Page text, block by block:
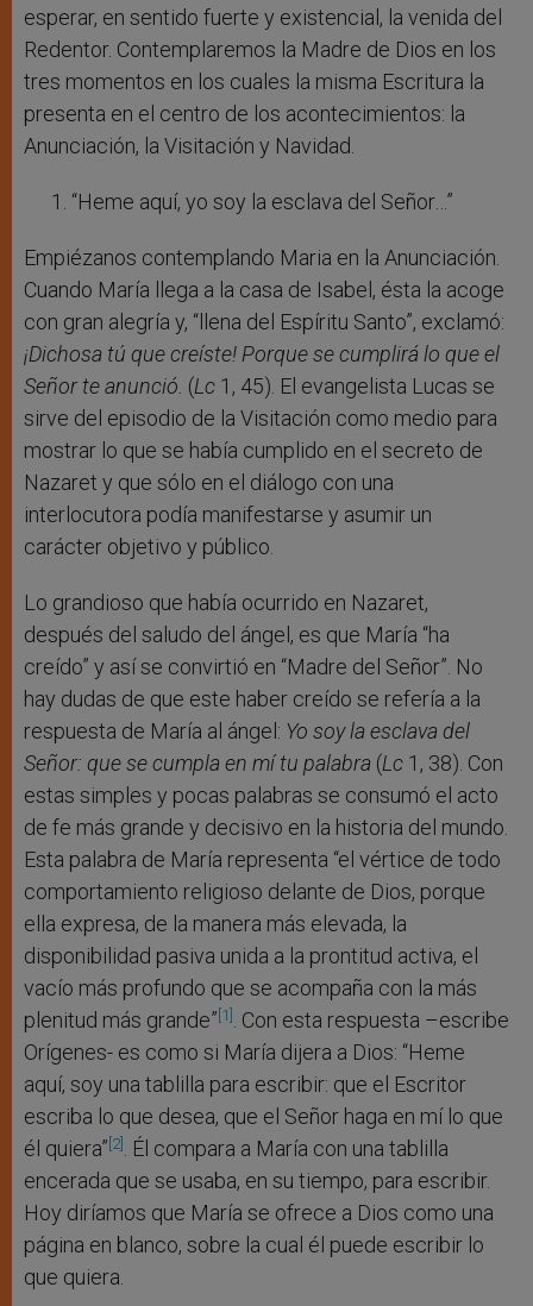
esperar, en sentido fuerte y existencial, la venida del
Redentor. Contemplaremos la Madre de Dios en los
tres momentos en los cuales la misma Escritura la
presenta en el centro de los acontecimientos: la
Anunciación, la Visitación y Navidad.
“Heme aquí, yo soy la esclava del Señor…”
Empiézanos contemplando Maria en la Anunciación.
Cuando María llega a la casa de Isabel, ésta la acoge
con gran alegría y, “llena del Espíritu Santo”, exclamó:
¡Dichosa tú que creíste! Porque se cumplirá lo que el
Señor te anunció. (Lc 1, 45). El evangelista Lucas se
sirve del episodio de la Visitación como medio para
mostrar lo que se había cumplido en el secreto de
Nazaret y que sólo en el diálogo con una
interlocutora podía manifestarse y asumir un
carácter objetivo y público.
Lo grandioso que había ocurrido en Nazaret,
después del saludo del ángel, es que María “ha
creído” y así se convirtió en “Madre del Señor”. No
hay dudas de que este haber creído se refería a la
respuesta de María al ángel: Yo soy la esclava del
Señor: que se cumpla en mí tu palabra (Lc 1, 38). Con
estas simples y pocas palabras se consumó el acto
de fe más grande y decisivo en la historia del mundo.
Esta palabra de María representa “el vértice de todo
comportamiento religioso delante de Dios, porque
ella expresa, de la manera más elevada, la
disponibilidad pasiva unida a la prontitud activa, el
vacío más profundo que se acompaña con la más
plenitud más grande”[1]. Con esta respuesta –escribe
Orígenes- es como si María dijera a Dios: “Heme
aquí, soy una tablilla para escribir: que el Escritor
escriba lo que desea, que el Señor haga en mí lo que
él quiera”[2]. Él compara a María con una tablilla
encerada que se usaba, en su tiempo, para escribir.
Hoy diríamos que María se ofrece a Dios como una
página en blanco, sobre la cual él puede escribir lo
que quiera.